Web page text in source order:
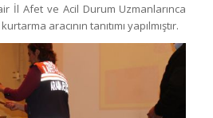
İl Afet ve Acil Durum Uzmanlarınca
aracının tanıtımı yapılmıştır.